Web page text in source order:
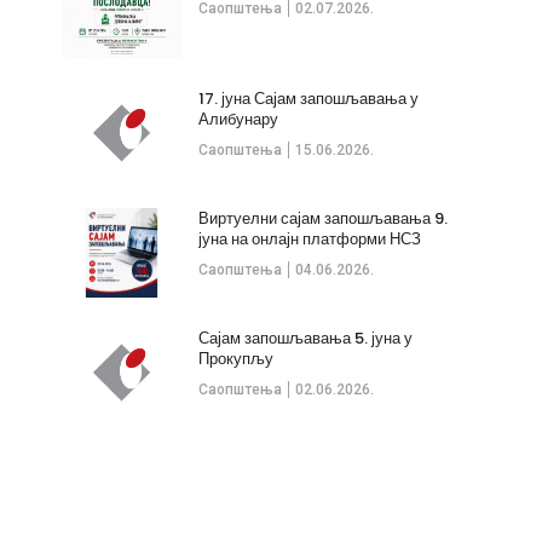
Саопштења 02.07.2026.
Саопштења 15.06.2026.
17. јуна Сајам запошљавања у
Алибунару
Саопштења 04.06.2026.
Виртуелни сајам запошљавања 9.
јуна на онлајн платформи НСЗ
Саопштења 02.06.2026.
Сајам запошљавања 5. јуна у
Прокупљу